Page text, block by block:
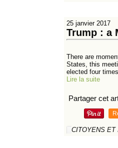
25 janvier 2017
Trump : a
There are
States, this
elected four
Lire la suite
Partager cet
CITOYENS ET